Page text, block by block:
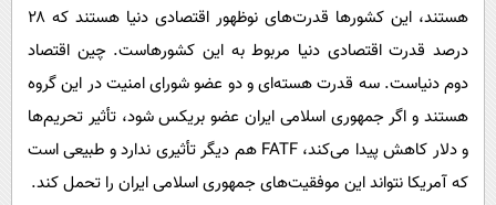
هستند، این کشورها قدرت‌های نوظهور اقتصادی دنیا هستند که ۲۸
درصد قدرت اقتصادی دنیا مربوط به این کشورهاست. چین اقتصاد
دوم دنیاست. سه قدرت هسته‌ای و دو عضو شورای امنیت در این گروه
هستند و اگر جمهوری اسلامی ایران عضو بریکس شود، تأثیر تحریم‌ها
و دلار کاهش پیدا می‌کند، FATF هم دیگر تأثیری ندارد و طبیعی است
که آمریکا نتواند این موفقیت‌های جمهوری اسلامی ایران را تحمل کند.